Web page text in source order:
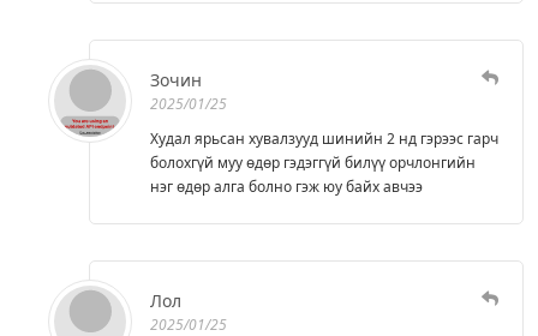
Зочин
2025/01/25
Худал ярьсан хувалзууд шинийн 2 нд гэрээс гарч
болохгүй муу өдөр гэдэггүй билүү орчлонгийн
нэг өдөр алга болно гэж юу байх авчээ
Лол
2025/01/25